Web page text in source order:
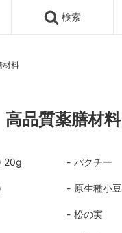
検索
材料
高品質薬膳材料
20g パクチー
原生種小豆
松の実